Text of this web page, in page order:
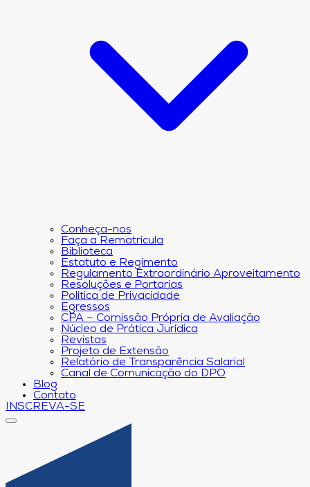
Conheça-nos
Faça a Rematrícula
Biblioteca
Estatuto e Regimento
Regulamento Extraordinário Aproveitamento
Resoluções e Portarias
Política de Privacidade
Egressos
CPA – Comissão Própria de Avaliação
Núcleo de Prática Jurídica
Revistas
Projeto de Extensão
Relatório de Transparência Salarial
Canal de Comunicação do DPO
Blog
Contato
INSCREVA-SE